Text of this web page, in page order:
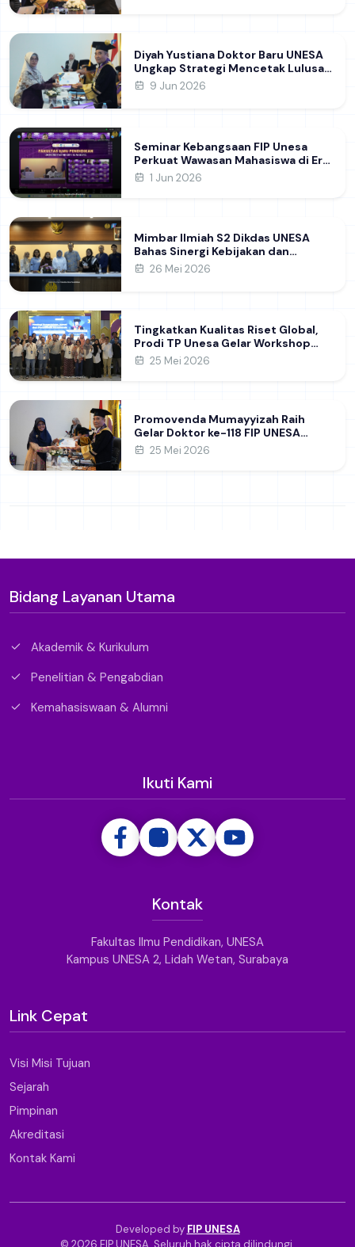
Diyah Yustiana Doktor Baru UNESA
Ungkap Strategi Mencetak Lulusan
SMK yang Siap Hadapi Dunia Kerja
9 Jun 2026
Seminar Kebangsaan FIP Unesa
Perkuat Wawasan Mahasiswa di Era
Geopolitik Global&nbsp;
1 Jun 2026
Mimbar Ilmiah S2 Dikdas UNESA
Bahas Sinergi Kebijakan dan
Pendidikan
26 Mei 2026
Tingkatkan Kualitas Riset Global,
Prodi TP Unesa Gelar Workshop
Strategi Pengelolaan Jurnal dan
25 Mei 2026
Promovenda Mumayyizah Raih
Gelar Doktor ke-118 FIP UNESA
melalui Kajian Kepemimpinan
25 Mei 2026
Bidang Layanan Utama
Akademik & Kurikulum
Penelitian & Pengabdian
Kemahasiswaan & Alumni
Ikuti Kami
Kontak
Fakultas Ilmu Pendidikan, UNESA
Kampus UNESA 2, Lidah Wetan, Surabaya
Link Cepat
Visi Misi Tujuan
Sejarah
Pimpinan
Akreditasi
Kontak Kami
© 2026 FIP UNESA. Seluruh hak cipta dilindungi.
Developed by FIP UNESA